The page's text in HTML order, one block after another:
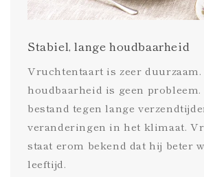
Stabiel, lange houdbaarheid
Vruchtentaart is zeer duurzaam.
houdbaarheid is geen
bestand tegen lange
veranderingen in het klimaat.
staat erom bekend dat hij beter
leeftijd.